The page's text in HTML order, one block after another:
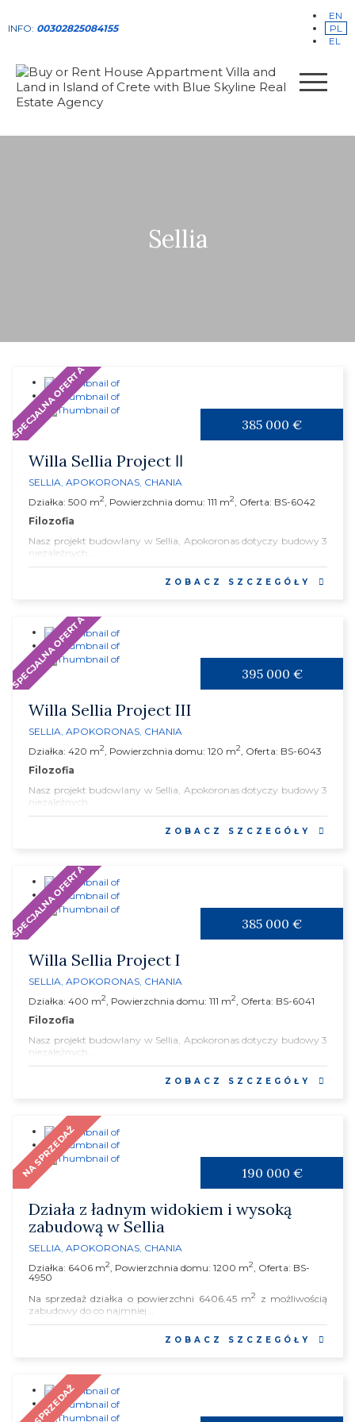
INFO: 00302825084155
EN
PL
EL
Sellia
SPECJALNA OFERTA 385 000 €
Willa Sellia Project ΙΙ
SELLIA APOKORONAS CHANIA
Działka: 500 m2 , Powierzchnia domu: 111 m2 , Oferta: BS-6042
Filozofia
Nasz projekt budowlany w Sellia, Apokoronas dotyczy budowy 3
niezależnych...
ZOBACZ SZCZEGÓŁY
SPECJALNA OFERTA 395 000 €
Willa Sellia Project III
SELLIA, APOKORONAS, CHANIA
Działka: 420 m2, Powierzchnia domu: 120 m2, Oferta: BS-6043
Filozofia
Nasz projekt budowlany w Sellia, Apokoronas dotyczy budowy 3
niezależnych...
ZOBACZ SZCZEGÓŁY
SPECJALNA OFERTA 385 000 €
Willa Sellia Project I
SELLIA APOKORONAS CHANIA
Działka: 400 m2 , Powierzchnia domu: 111 m2 , Oferta: BS-6041
Filozofia
Nasz projekt budowlany w Sellia, Apokoronas dotyczy budowy 3
niezależnych...
ZOBACZ SZCZEGÓŁY
NA SPRZEDAŻ 190 000 €
Działa z ładnym widokiem i wysoką
zabudową w Sellia
SELLIA, APOKORONAS, CHANIA
Działka: 6406 m2, Powierzchnia domu: 1200 m2, Oferta: BS-
4950
Na sprzedaż działka o powierzchni 6406.45 m2
z możliwością
zabudowy do co najmniej...
ZOBACZ SZCZEGÓŁY
NA SPRZEDAŻ